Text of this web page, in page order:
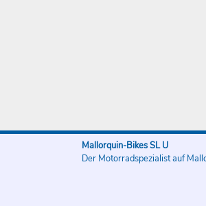
Mallorquin-Bikes SL U
Der Motorradspezialist auf